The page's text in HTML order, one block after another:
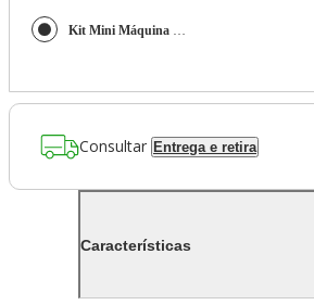
Kit Mini Máquina de Costura M1005 + Tesoura para Artesanato e Tesoura Multiuso Rosa Bivolt
Consultar Entrega e retira
Características